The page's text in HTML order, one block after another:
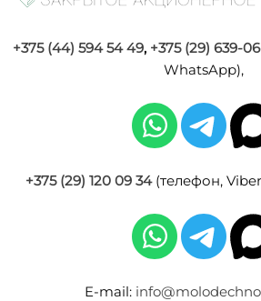
+375 (44) 594 54 49, +375 (29) 639-
WhatsApp),
+375 (29) 120 09 34(телефон,
E-mail: